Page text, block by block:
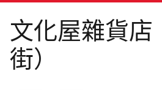
文化屋雜貨店
街）